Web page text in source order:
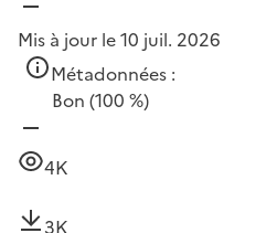
Mis à jour le 10 juil. 2026
Métadonnées :
Bon (100 %)
4K